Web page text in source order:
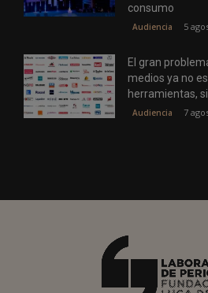
consumo
Audiencia 5
El gran
medios ya no
herramientas,
Audiencia 7